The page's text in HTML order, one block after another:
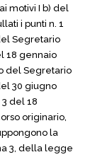
motivi I b) del
i punti n. 1
Segretario
18 gennaio
del Segretario
30 giugno
del 18
originario,
la
3, della legge